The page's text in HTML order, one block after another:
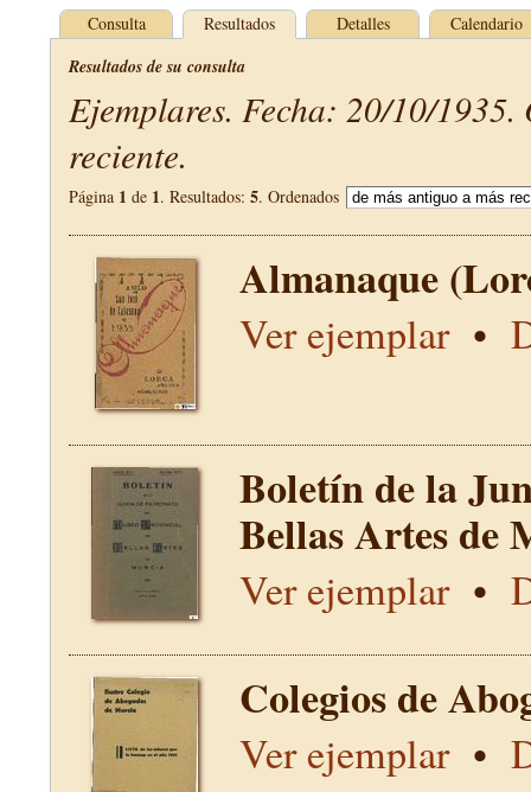
Consulta Resultados Detalles Calendario
Resultados de su consulta
Ejemplares. Fecha: 20/10/1935.
reciente.
Página 1 de 1. Resultados: 5. Ordenados
Almanaque
Ver ejemplar•
Boletín de la
Bellas Artes
Ver ejemplar•
Colegios de
Ver ejemplar•